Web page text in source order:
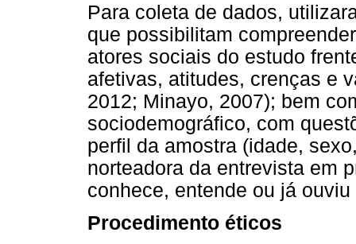
Para coleta de dados,
que possibilitam
atores sociais do estudo
afetivas, atitudes, crenças e
2012; Minayo, 2007); bem
sociodemográfico, com
perfil da amostra (idade,
norteadora da entrevista em
conhece, entende ou já
Procedimento éticos